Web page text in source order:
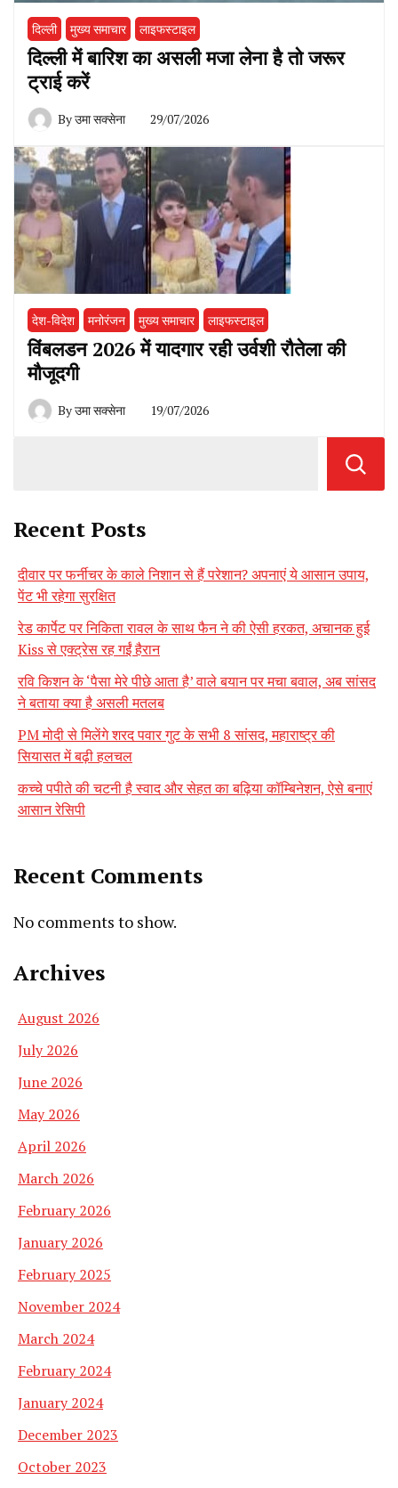
दिल्ली मुख्य समाचार लाइफस्टाइल
दिल्ली में बारिश का असली मजा लेना है तो जरूर
ट्राई करें
Byउमा सक्सेना 29/07/2026
देश-विदेश मनोरंजन मुख्य समाचार लाइफस्टाइल
विंबलडन 2026 में यादगार रही उर्वशी रौतेला की
मौजूदगी
Byउमा सक्सेना 19/07/2026
Recent Posts
दीवार पर फर्नीचर के काले निशान से हैं परेशान? अपनाएं ये आसान उपाय,
पेंट भी रहेगा सुरक्षित
रेड कार्पेट पर निकिता रावल के साथ फैन ने की ऐसी हरकत, अचानक हुई
Kiss से एक्ट्रेस रह गईं हैरान
रवि किशन के ‘पैसा मेरे पीछे आता है’ वाले बयान पर मचा बवाल, अब सांसद
ने बताया क्या है असली मतलब
PM मोदी से मिलेंगे शरद पवार गुट के सभी 8 सांसद, महाराष्ट्र की
सियासत में बढ़ी हलचल
कच्चे पपीते की चटनी है स्वाद और सेहत का बढ़िया कॉम्बिनेशन, ऐसे बनाएं
आसान रेसिपी
Recent Comments
No comments to show.
Archives
August 2026
July 2026
June 2026
May 2026
April 2026
March 2026
February 2026
January 2026
February 2025
November 2024
March 2024
February 2024
January 2024
December 2023
October 2023